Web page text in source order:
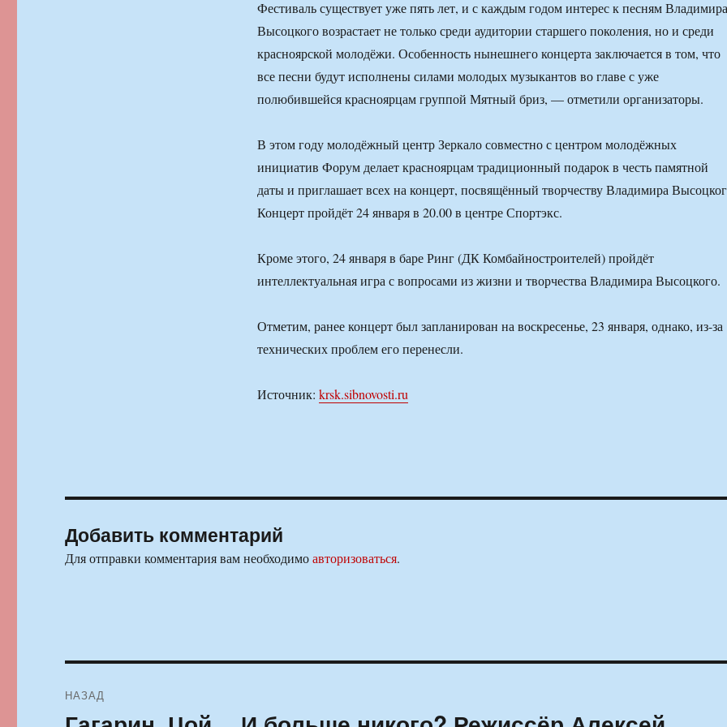
Фестиваль существует уже пять лет, и с каждым годом интерес к песням Владимира
Высоцкого возрастает не только среди аудитории старшего поколения, но и среди
красноярской молодёжи. Особенность нынешнего концерта заключается в том, что
все песни будут исполнены силами молодых музыкантов во главе с уже
полюбившейся красноярцам группой Мятный бриз, — отметили организаторы.
В этом году молодёжный центр Зеркало совместно с центром молодёжных
инициатив Форум делает красноярцам традиционный подарок в честь памятной
даты и приглашает всех на концерт, посвящённый творчеству Владимира
Концерт пройдёт 24 января в 20.00 в центре Спортэкс.
Кроме этого, 24 января в баре Ринг (ДК Комбайностроителей) пройдёт
интеллектуальная игра с вопросами из жизни и творчества Владимира Высоцкого.
Отметим, ранее концерт был запланирован на воскресенье, 23 января, однако, из-за
технических проблем его перенесли.
Источник: krsk.sibnovosti.ru
Добавить комментарий
Для отправки комментария вам необходимоавторизоваться.
по
НАЗАД
Предыдущая